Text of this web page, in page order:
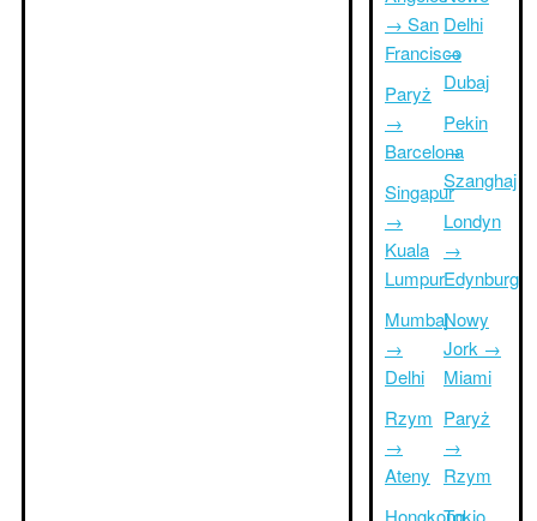
→ San
Francisco
Paryż
→
Barcelona
Singapur
→
Kuala
Lumpur
Mumbaj
→
Delhi
Rzym
→
Ateny
Hongkong
Delhi
→
Dubaj
Pekin
→
Szanghaj
Londyn
→
Edynburg
Nowy
Jork →
Miami
Paryż
→
Rzym
Tokio